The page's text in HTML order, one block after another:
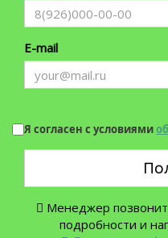
E-mail
Я согласен с условиями
Менеджер
подробности и